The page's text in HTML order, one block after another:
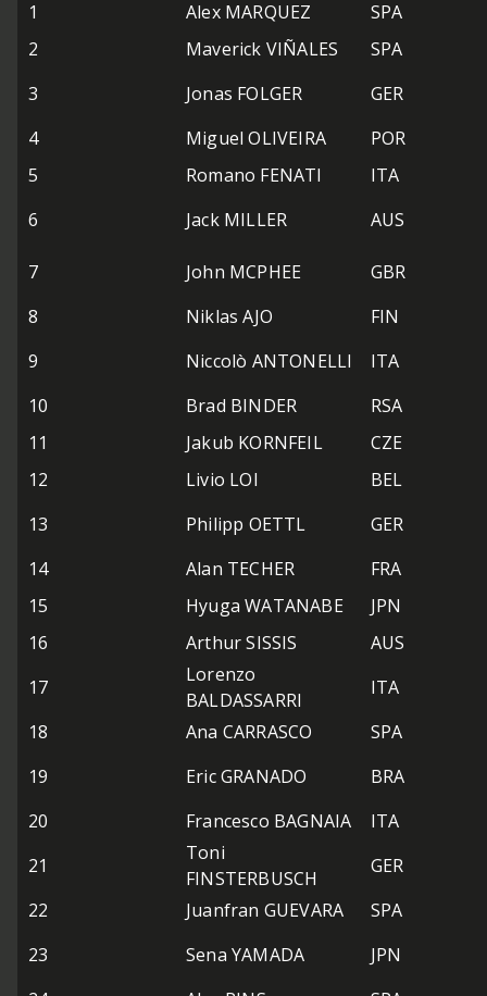
1 Alex MARQUEZ
SPA
2
Maverick VIÑALES
SPA
3
Jonas FOLGER
GER
4
Miguel OLIVEIRA
POR
5
Romano FENATI
ITA
6
Jack MILLER AUS
7 John MCPHEE
GBR
8
Niklas AJO
FIN
9
Niccolò ANTONELLI
ITA
10
Brad BINDER
RSA
11
Jakub KORNFEIL
CZE
12
Livio LOI
BEL
13
Philipp OETTL
GER
14
Alan TECHER
FRA
15
Hyuga WATANABE
JPN
16
Arthur SISSIS
AUS
17
Lorenzo
BALDASSARRI
ITA
18
Ana CARRASCO
SPA
19
Eric GRANADO
BRA
20
Francesco BAGNAIA
ITA
21
Toni
FINSTERBUSCH
GER
22
Juanfran GUEVARA
SPA
23
Sena YAMADA
JPN